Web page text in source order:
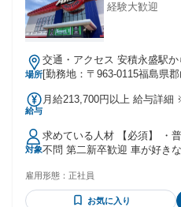
経験大歓迎
場所
交通・アクセス 安積永盛駅か
[勤務地：〒963-0115福島県郡
給与
月給213,700円以上 給与詳
月あたり1万6000円 〜（固定
固定残業時間を超えた勤務時
する 【一律手当】 全員に一律で支払われる通勤・皆勤・家族
手当金額：なし 全員に一律で
10,000円まで ■国家整備士2
対象
求めている人材 【必須】 ・普通自動車
不問 第二新卒歓迎 車が好きな方歓迎 体を動かす仕事が好き
補助作業から始められるので
す。
雇用形態： 正社員
お気に入り